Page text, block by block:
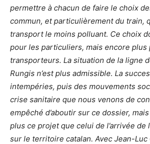
permettre à chacun de faire le choix
commun, et particulièrement du train,
transport le moins polluant. Ce choix
pour les particuliers, mais encore plus
transporteurs. La situation de la ligne
Rungis n’est plus admissible. La
intempéries, puis des mouvements
crise sanitaire que nous venons de
empêché d’aboutir sur ce dossier,
plus ce projet que celui de l’arrivée de
sur le territoire catalan. Avec Jean-Luc